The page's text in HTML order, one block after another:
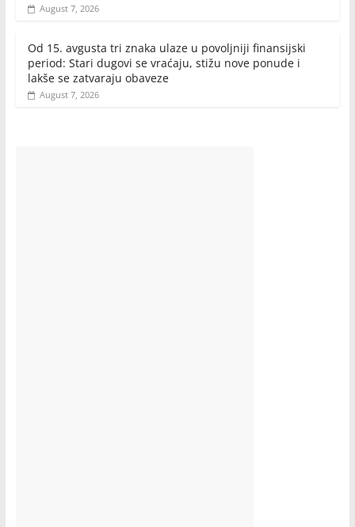
August 7, 2026
Od 15. avgusta tri znaka ulaze u povoljniji finansijski
period: Stari dugovi se vraćaju, stižu nove ponude i
lakše se zatvaraju obaveze
August 7, 2026